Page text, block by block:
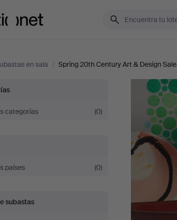
en sala / Spring 20th Century Art & Design Sale
categorías (0)
países (0)
subastas